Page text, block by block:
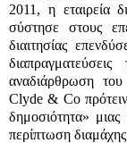
2011, η
σύστησε στους
διαιτησίας
αναδιάρθρωση
Clyde & Co
δημοσιότητα»
περίπτωση